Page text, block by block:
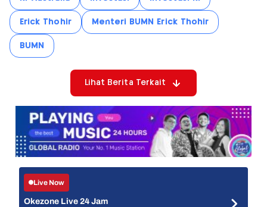
Erick Thohir Menteri BUMN Erick Thohir
BUMN
Lihat Berita Terkait
Live Now
Okezone Live 24 Jam